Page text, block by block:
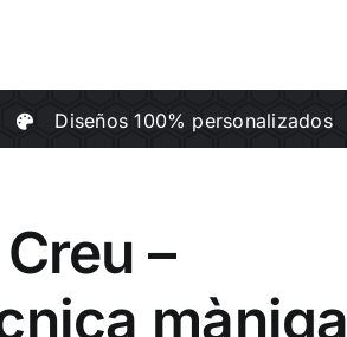
Diseños 100% personalizados
–
màniga